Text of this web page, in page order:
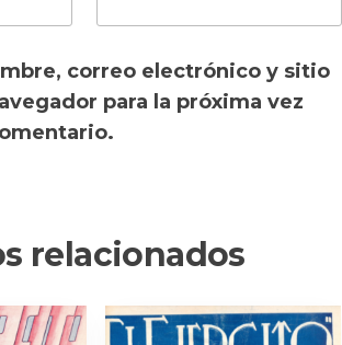
correo electrónico y sitio
para la próxima vez
relacionados